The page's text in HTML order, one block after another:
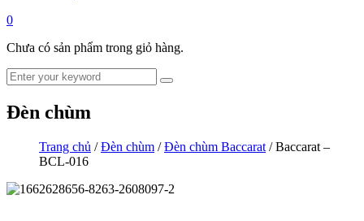
0
Chưa có sản phẩm trong giỏ hàng.
Đèn chùm
Trang chủ /Đèn chùm /Đèn chùm Baccarat / Baccarat –
BCL-016